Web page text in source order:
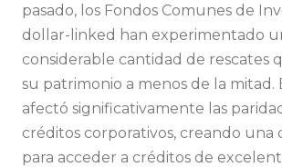
pasado, los Fondos Comunes de
dollar-linked han experimentado
considerable cantidad de rescates
su patrimonio a menos de la mitad.
afectó significativamente las
créditos corporativos, creando una
para acceder a créditos de